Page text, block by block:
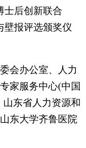
后创新联合
壁报评选颁奖仪
会办公室、人力
家服务中心(中国
东省人力资源和
东大学齐鲁医院